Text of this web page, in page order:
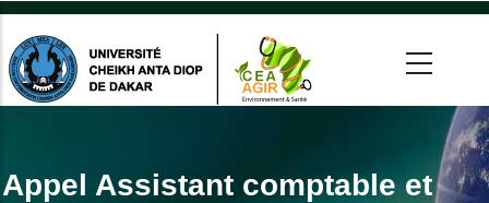
Aller
contenu
principal
Appel Assistant comptable et